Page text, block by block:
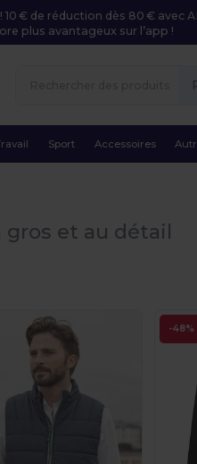
€ de réduction dès 80 € avec
plus avantageux sur l’app !
Sport Accessoires
gros et au détail
-48%